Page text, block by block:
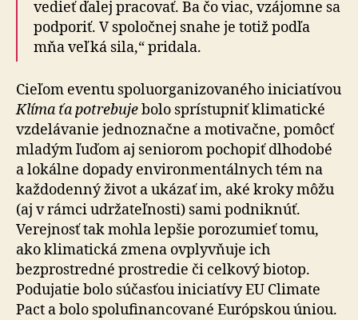
vedieť ďalej pracovať. Ba čo viac, vzájomne sa
pod­po­riť. V spoločnej snahe je totiž podľa
mňa veľká sila,“ pridala.
Cieľom eventu spoluorganizovaného iniciatívou
Klíma ťa potrebujebolo sprístupniť klimatické
vzdelávanie jed­no­znač­ne a motivačne, pomôcť
mladým ľuďom aj seniorom pochopiť dlhodobé
a lokálne dopady environmentálnych tém na
každodenný život a ukázať im, aké kroky môžu
(aj v rámci udržateľnosti) sami podniknúť.
Verejnosť tak moh­la lepšie porozumieť tomu,
ako klimatická zmena ovplyvňuje ich
bezprostredné prostredie či celkový bio­top.
Podujatie bolo súčasťou iniciatívy EU Climate
Pact a bolo spolufinancované Európskou úniou.